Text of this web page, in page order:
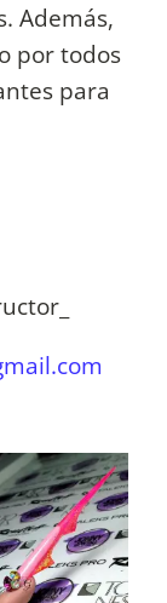
Además,
por todos
para